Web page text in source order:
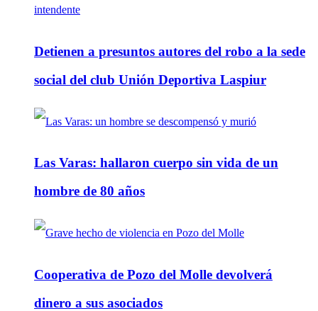
Detienen a presuntos autores del robo a la sede
social del club Unión Deportiva Laspiur
Las Varas: hallaron cuerpo sin vida de un
hombre de 80 años
Cooperativa de Pozo del Molle devolverá
dinero a sus asociados